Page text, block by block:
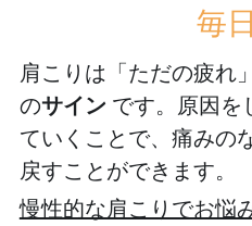
毎
肩こりは「ただの疲れ
のサイン です。原因を
ていくことで、痛みの
戻すことができます。
慢性的な肩こりでお悩